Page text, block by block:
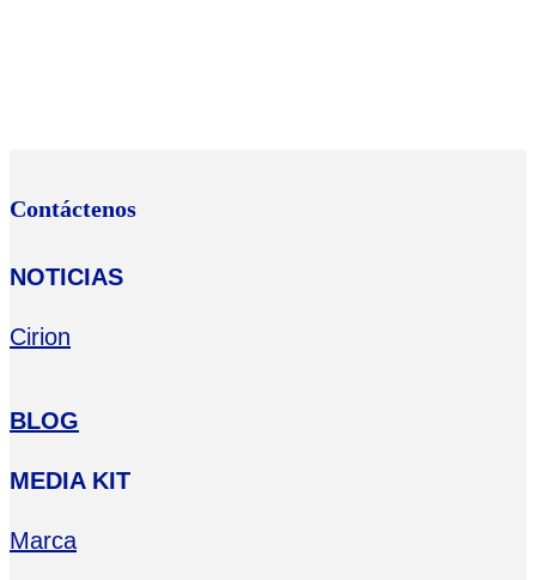
Contáctenos
NOTICIAS
Cirion
BLOG
MEDIA KIT
Marca